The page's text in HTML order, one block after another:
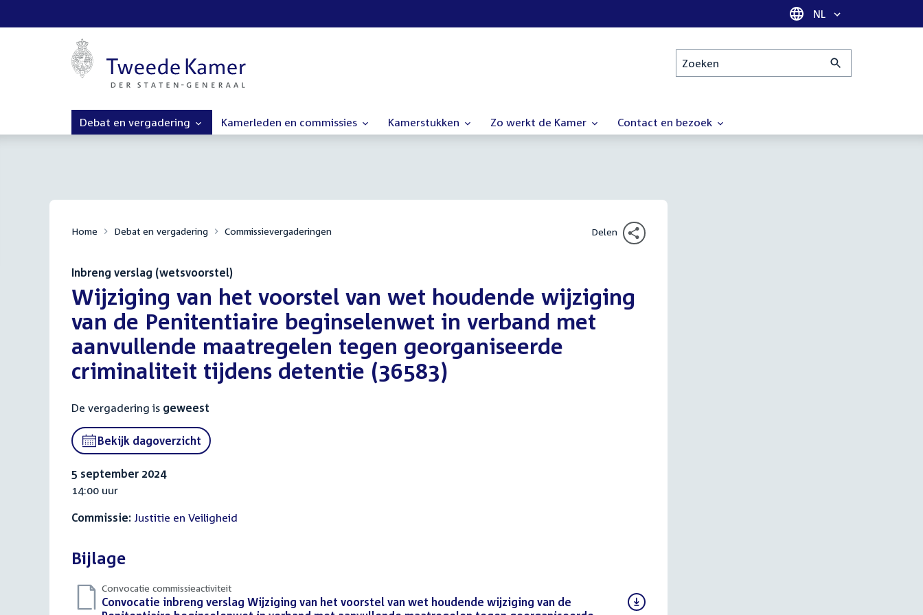
Taal selectie
NL
Zoeken
Debat en vergadering Kamerleden en commissies Kamerstukken Zo werkt de Kamer Contact en bezoek
Home Debat en vergadering Commissievergaderingen Delen
Inbreng verslag (wetsvoorstel)
:Wijziging van het voorstel van wet houdende wijziging
van de Penitentiaire beginselenwet in verband met
aanvullende maatregelen tegen georganiseerde
criminaliteit tijdens detentie (36583)
De vergadering is geweest
Bekijk dagoverzicht
5 september 2024
14:00 uur
Commissie: Justitie en Veiligheid
Bijlage
Convocatie commissieactiviteit
Download
Convocatie inbreng verslag Wijziging van het voorstel van wet houdende wijziging van de